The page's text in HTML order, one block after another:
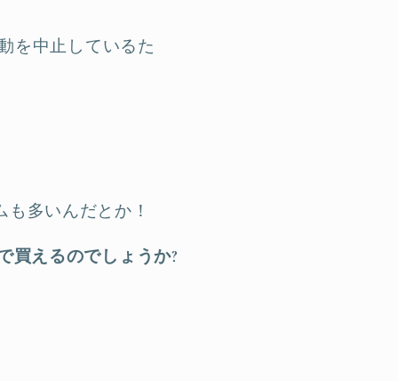
を中止しているた
多いんだとか！
買えるのでしょうか?